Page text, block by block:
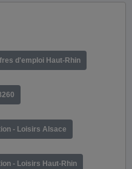
d'emploi Haut-Rhin
- Loisirs Alsace
- Loisirs Haut-Rhin